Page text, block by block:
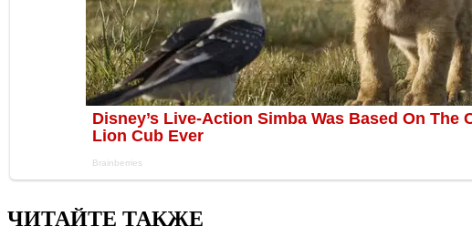
ЧИТАЙТЕ ТАКЖЕ